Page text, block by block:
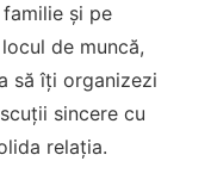
și pe
de muncă,
să îți organizezi
sincere cu
relația.